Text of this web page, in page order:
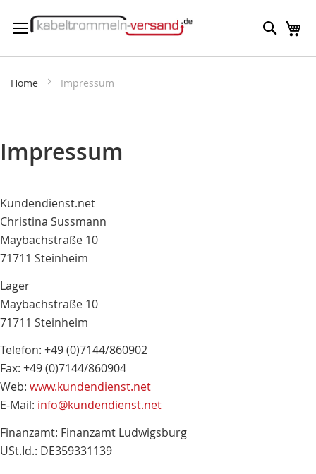
zum
Suche
Home Impressum
Impressum
Kundendienst.net
Christina Sussmann
Maybachstraße 10
71711 Steinheim
Lager
Maybachstraße 10
71711 Steinheim
Telefon: +49 (0)7144/860902
Fax: +49 (0)7144/860904
Web: www.kundendienst.net
E-Mail: info@kundendienst.net
Finanzamt: Finanzamt Ludwigsburg
USt.Id.: DE359331139